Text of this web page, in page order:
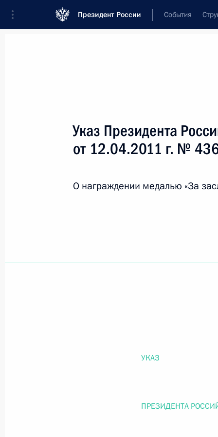
Президент России События
Текст в документе
Все
О внесении изменений в статью 11
Федерального закона «Об образовании в
Указ Президента
от 12.04.2011 г. №
О награждении медалью «За
УКАЗ
ПРЕЗИДЕНТА